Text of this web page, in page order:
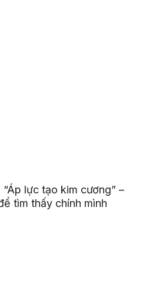
lực tạo kim cương” –
tìm thấy chính mình